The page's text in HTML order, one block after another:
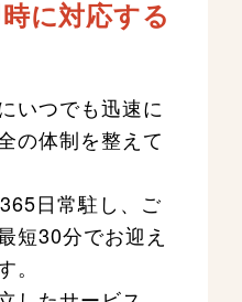
に対応する
いつでも迅速に
の体制を整えて
日常駐し、ご
短30分でお迎え